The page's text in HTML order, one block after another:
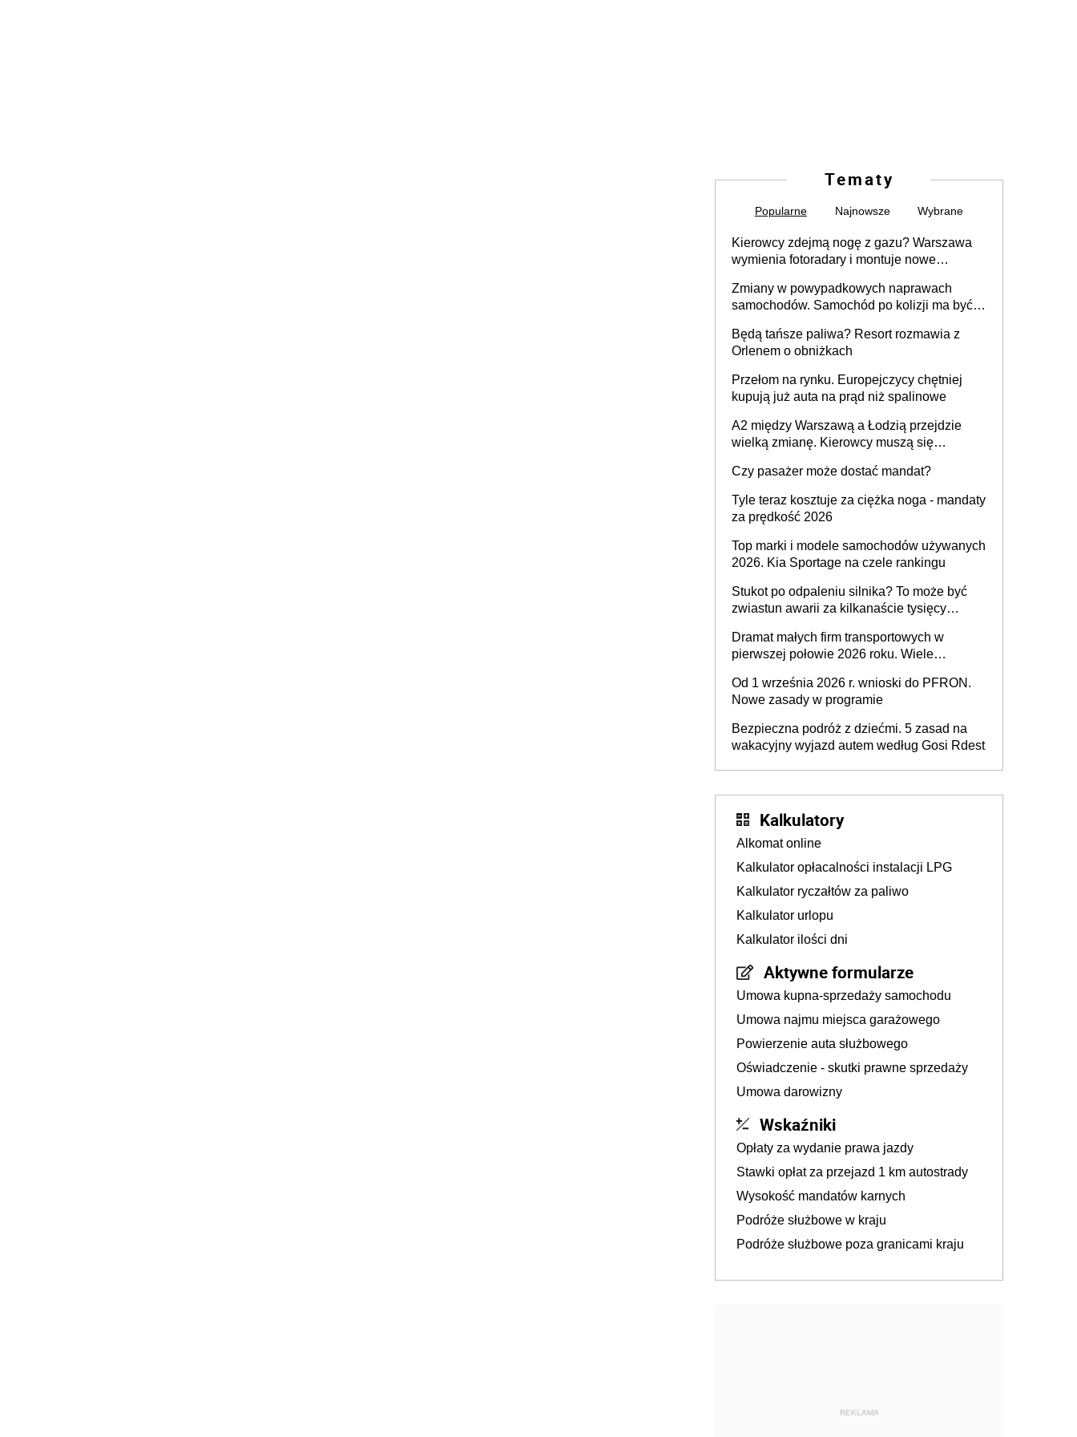
Tematy
Popularne Najnowsze Wybrane
Kierowcy zdejmą nogę z gazu? Warszawa
wymienia fotoradary i montuje nowe
Zmiany w powypadkowych naprawach
samochodów. Samochód po kolizji ma być
technologią producenta
Będą tańsze paliwa? Resort rozmawia z
Orlenem o obniżkach
Przełom na rynku. Europejczycy chętniej
kupują już auta na prąd niż spalinowe
A2 między Warszawą a Łodzią przejdzie
wielką zmianę. Kierowcy muszą się
Czy pasażer może dostać mandat?
Tyle teraz kosztuje za ciężka noga - mandaty
za prędkość 2026
Top marki i modele samochodów używanych
2026. Kia Sportage na czele rankingu
Stukot po odpaleniu silnika? To może być
zwiastun awarii za kilkanaście tysięcy
Dramat małych firm transportowych w
pierwszej połowie 2026 roku. Wiele
Od 1 września 2026 r. wnioski do PFRON.
Nowe zasady w programie
Bezpieczna podróż z dziećmi. 5 zasad na
wakacyjny wyjazd autem według Gosi Rdest
Kalkulatory
Alkomat online
Kalkulator opłacalności instalacji LPG
Kalkulator ryczałtów za paliwo
Kalkulator urlopu
Kalkulator ilości dni
Aktywne formularze
Umowa kupna-sprzedaży samochodu
Umowa najmu miejsca garażowego
Powierzenie auta służbowego
Oświadczenie - skutki prawne sprzedaży
Umowa darowizny
Wskaźniki
Opłaty za wydanie prawa jazdy
Stawki opłat za przejazd 1 km autostrady
Wysokość mandatów karnych
Podróże służbowe w kraju
Podróże służbowe poza granicami kraju
REKLAMA